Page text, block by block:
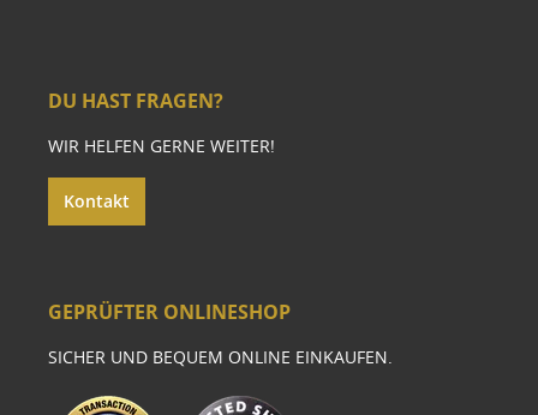
DU HAST FRAGEN?
WIR HELFEN GERNE WEITER!
Kontakt
GEPRÜFTER ONLINESHOP
SICHER UND BEQUEM ONLINE EINKAUFEN.